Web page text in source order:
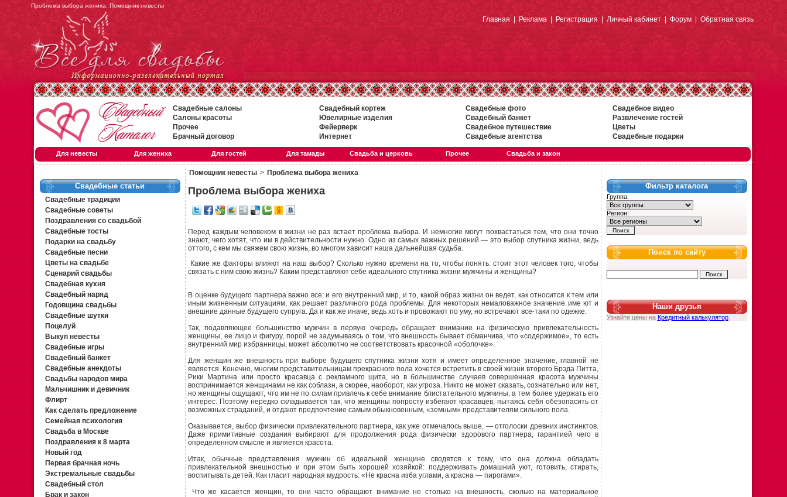
Проблема выбора жениха. Помощник невесты
Главная|Реклама|Регистрация| Личный кабинет|Форум| Обратная связь
Свадебные салоны Свадебный кортеж Свадебные фото
Свадебное видео
Салоны красоты
Ювелирные изделия Свадебный банкет
Развлечение гостей
Прочее
Фейерверк Свадебное путешествие
Цветы
Брачный договор
Интернет Свадебные агентства Свадебные подарки
Для невесты Для жениха Для гостей Для тамады Свадьба и церковь Прочее Свадьба и закон
Свадебные статьи
Свадебные традиции
Свадебные советы
Поздравления со свадьбой
Свадебные тосты
Подарки на свадьбу
Свадебные песни
Цветы на свадьбе
Сценарий свадьбы
Свадебная кухня
Свадебный наряд
Годовщина свадьбы
Свадебные шутки
Поцелуй
Выкуп невесты
Свадебные игры
Свадебный банкет
Свадебные анекдоты
Свадьбы народов мира
Мальчишник и девичник
Флирт
Как сделать предложение
Семейная психология
Свадьба в Москве
Поздравления к 8 марта
Новый год
Первая брачная ночь
Экстремальные свадьбы
Свадебный стол
Брак и закон
Помощник невесты > Проблема выбора жениха
Проблема выбора жениха
Перед каждым человеком в жизни не раз встает проблема выбора. И немногие могут похвастаться тем, что они точно
знают, чего хотят, что им в действительности нужно. Одно из самых важных решений — это выбор спутника жизни, ведь
оттого, с кем мы свяжем свою жизнь, во многом зависит наша дальнейшая судьба.
Какие же факторы влияют на наш выбор? Сколько нужно времени на то, чтобы понять: стоит этот человек того, чтобы
связать с ним свою жизнь? Каким представляют себе идеального спутника жизни мужчины и женщины?
В оценке будущего партнера важно все: и его внутренний мир, и то, какой образ жизни он ведет, как относится к тем или
иным жизненным ситуациям, как решает различного рода проблемы. Для некоторых немаловажное значение име ют и
внешние данные будущего супруга. Да и как же иначе, ведь хоть и провожают по уму, но встречают все-таки по одежке.
Так, подавляющее большинство мужчин в первую очередь обращает внимание на физическую привлекательность
женщины, ее лицо и фигуру, порой не задумываясь о том, что внешность бывает обманчива, что «содержимое», то есть
внутренний мир избранницы, может абсолютно не соответствовать красочной «оболочке».
Для женщин же внешность при выборе будущего спутника жизни хотя и имеет определенное значение, главной не
является. Конечно, многим представительницам прекрасного пола хочется встретить в своей жизни второго Брэда Питта,
Рики Мартина или просто красавца с рекламного щита, но в большинстве случаев совершенная красота мужчины
воспринимается женщинами не как соблазн, а скорее, наоборот, как угроза. Никто не может сказать, сознательно или нет,
но женщины ощущают, что им не по силам привлечь к себе внимание блистательного мужчины, а тем более удержать его
интерес. Поэтому нередко складывается так, что женщины попросту избегают красавцев, пытаясь себя обезопасить от
возможных страданий, и отдают предпочтение самым обыкновенным, «земным» представителям сильного пола.
Оказывается, выбор физически привлекательного партнера, как уже отмечалось выше, — отголоски древних инстинктов.
Даже примитивные создания выбирают для продолжения рода физически здорового партнера, гарантией чего в
определенном смысле и является красота.
Итак, обычные представления мужчин об идеальной женщине сводятся к тому, что она должна обладать
привлекательной внешностью и при этом быть хорошей хозяйкой: поддерживать домашний уют, готовить, стирать,
воспитывать детей. Как гласит народная мудрость: «Не красна изба углами, а красна — пирогами».
Что же касается женщин, то они часто обращают внимание не столько на внешность, сколько на материальное
Фильтр каталога
Группа:
Регион:
Поиск по сайту
Наши друзья
Узнайте цены на Кредитный калькулятор.